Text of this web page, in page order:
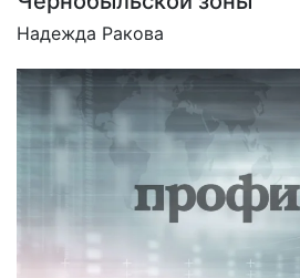
Надежда Ракова